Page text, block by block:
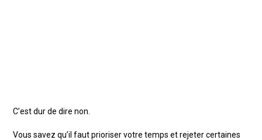
C’est dur de dire non.
Vous savez qu’il faut prioriser votre temps et rejeter certaines